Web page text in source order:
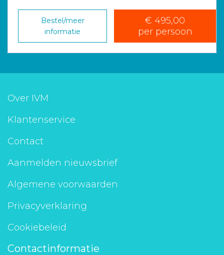
Bestel/meer
informatie
€ 495,00
per persoon
Over IVM
Klantenservice
Contact
Aanmelden nieuwsbrief
Algemene voorwaarden
Privacyverklaring
Cookiebeleid
Contactinformatie